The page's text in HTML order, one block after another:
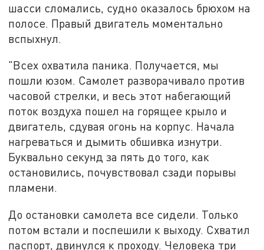
шасси сломались, судно оказалось брюхом на
полосе. Правый двигатель моментально
вспыхнул.
"Всех охватила паника. Получается, мы
пошли юзом. Самолет разворачивало против
часовой стрелки, и весь этот набегающий
поток воздуха пошел на горящее крыло и
двигатель, сдувая огонь на корпус. Начала
нагреваться и дымить обшивка изнутри.
Буквально секунд за пять до того, как
остановились, почувствовал сзади порывы
пламени.
До остановки самолета все сидели. Только
потом встали и поспешили к выходу. Схватил
паспорт, двинулся к проходу. Человека три